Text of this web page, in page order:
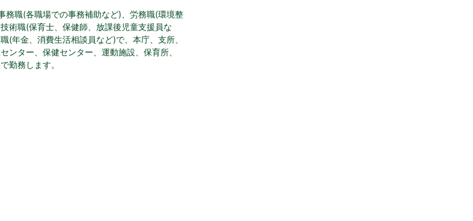
務職(各職場での事務補助など)、労務職(環境整
術職(保育士、保健師、放課後児童支援員な
(年金、消費生活相談員など)で、本庁、支所、
ンター、保健センター、運動施設、保育所、
勤務します。